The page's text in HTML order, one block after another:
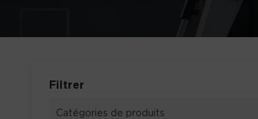
Filtrer
Catégories de produits